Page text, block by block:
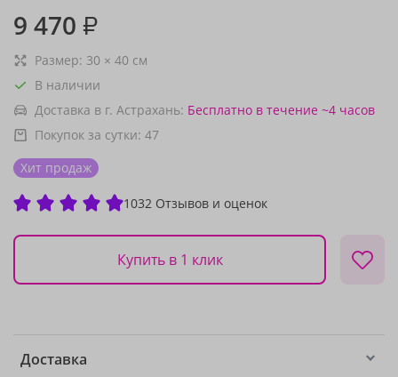
9 470 ₽
Размер: 30 × 40 см
В наличии
Доставка в г. Астрахань: Бесплатно в течение ~4 часов
Покупок за сутки: 47
Хит продаж
1032 Отзывов и оценок
Купить в 1 клик
Доставка